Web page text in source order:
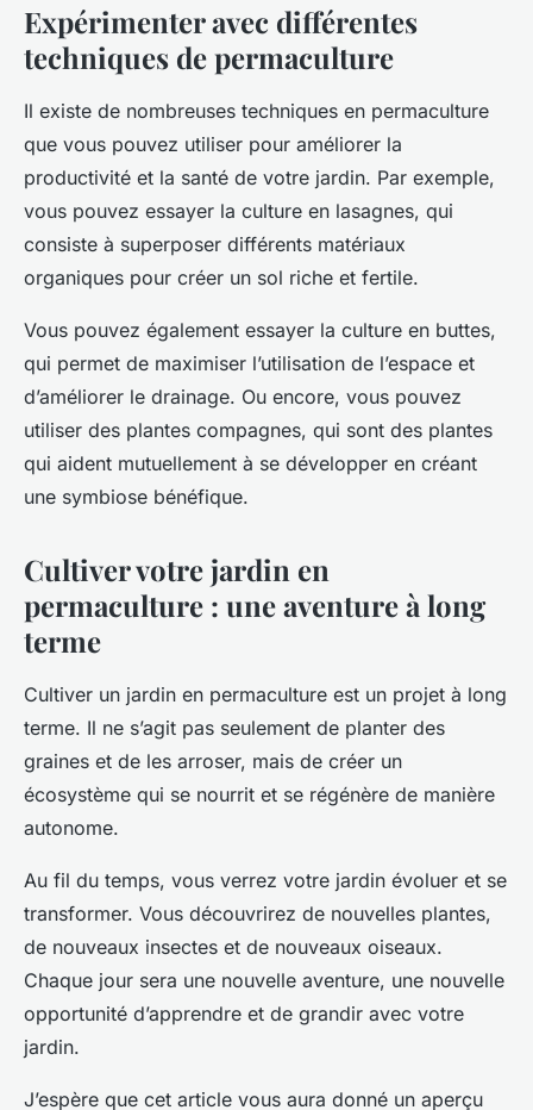
Expérimenter avec différentes
techniques de permaculture
Il existe de nombreuses techniques en permaculture
que vous pouvez utiliser pour améliorer la
productivité et la santé de votre jardin. Par exemple,
vous pouvez essayer la culture en lasagnes, qui
consiste à superposer différents matériaux
organiques pour créer un sol riche et fertile.
Vous pouvez également essayer la culture en buttes,
qui permet de maximiser l’utilisation de l’espace et
d’améliorer le drainage. Ou encore, vous pouvez
utiliser des plantes compagnes, qui sont des plantes
qui aident mutuellement à se développer en créant
une symbiose bénéfique.
Cultiver votre jardin en
permaculture : une aventure à long
terme
Cultiver un jardin en permaculture est un projet à long
terme. Il ne s’agit pas seulement de planter des
graines et de les arroser, mais de créer un
écosystème qui se nourrit et se régénère de manière
autonome.
Au fil du temps, vous verrez votre jardin évoluer et se
transformer. Vous découvrirez de nouvelles plantes,
de nouveaux insectes et de nouveaux oiseaux.
Chaque jour sera une nouvelle aventure, une nouvelle
opportunité d’apprendre et de grandir avec votre
jardin.
J’espère que cet article vous aura donné un aperçu